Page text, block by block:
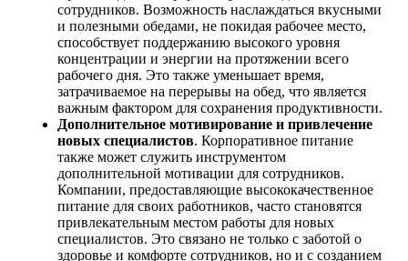
сотрудников. Возможность наслаждаться вкусными
и полезными обедами, не покидая рабочее место,
способствует поддержанию высокого уровня
концентрации и энергии на протяжении всего
рабочего дня. Это также уменьшает время,
затрачиваемое на перерывы на обед, что является
важным фактором для сохранения продуктивности.
Дополнительное мотивирование и привлечение
новых специалистов. Корпоративное питание
также может служить инструментом
дополнительной мотивации для сотрудников.
Компании, предоставляющие высококачественное
питание для своих работников, часто становятся
привлекательным местом работы для новых
специалистов. Это связано не только с заботой о
здоровье и комфорте сотрудников, но и с созданием